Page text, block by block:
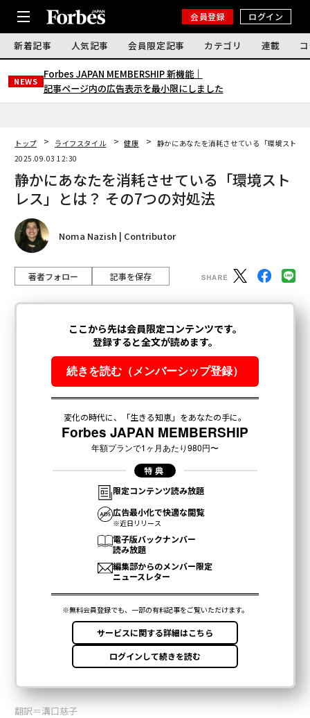
会員登録 ログイン
新着記事 人気記事 会員限定記事 カテゴリ 連載
NEWS
Forbes JAPAN MEMBERSHIP 新機能｜
記事ページ内の広告表示を最小限にしました
トップ ライフスタイル 健康
静かにあなたを消耗させている「環境ストレ
2025.09.03 12:30
静かにあなたを消耗させている「環境スト
レス」とは？ その7つの対処法
Noma Nazish | Contributor
著者フォロー 記事を保存
翻訳＝溝口慈子